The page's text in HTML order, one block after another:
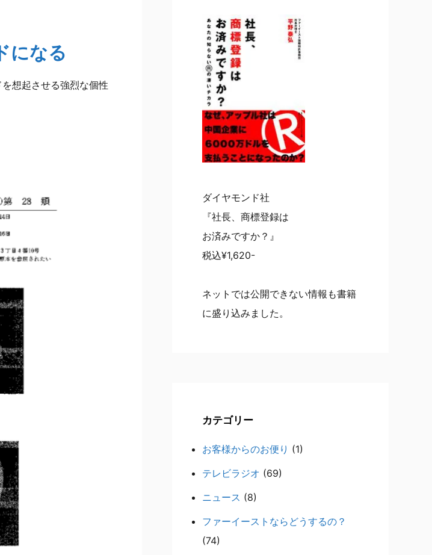
になる
想起させる強烈な個性
ダイヤモンド社
『社長、商標登録は
お済みですか？』
税込¥1,620-
ネットでは公開できない情報も書籍
に盛り込みました。
カテゴリー
お客様からのお便り (1)
テレビラジオ (69)
ニュース (8)
ファーイーストならどうするの？
(74)